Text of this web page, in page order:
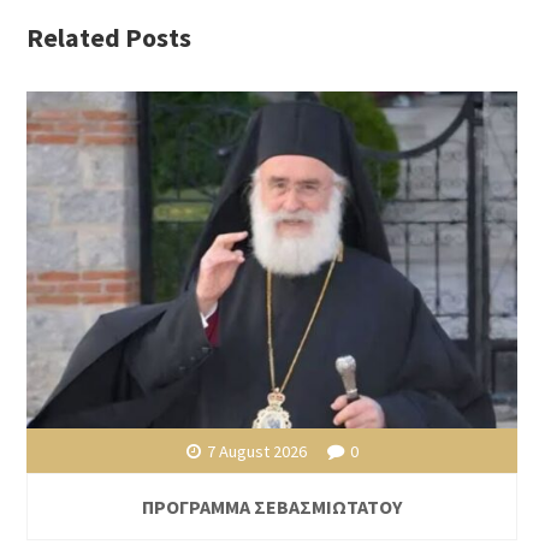
Related Posts
7 August 2026 0
ΠΡΟΓΡΑΜΜΑ ΣΕΒΑΣΜΙΩΤΑΤΟΥ